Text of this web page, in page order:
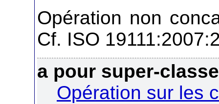
Opération non
Cf. ISO
a pour super-
Opération sur les